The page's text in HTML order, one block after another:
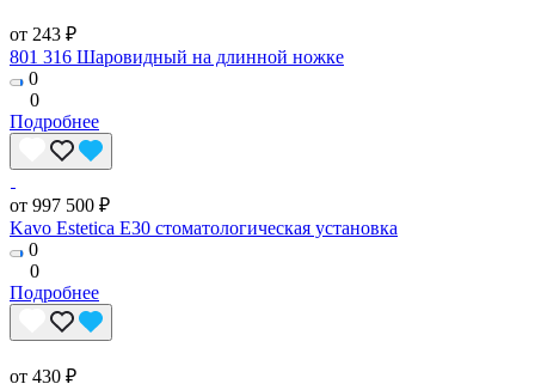
от 243 ₽
801 316 Шаровидный на длинной ножке
0
0
Подробнее
от 997 500 ₽
Kavo Estetica E30 стоматологическая установка
0
0
Подробнее
от 430 ₽